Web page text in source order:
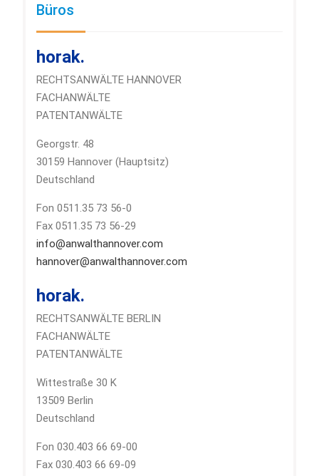
Büros
horak.
RECHTSANWÄLTE HANNOVER
FACHANWÄLTE
PATENTANWÄLTE
Georgstr. 48
30159 Hannover (Hauptsitz)
Deutschland
Fon 0511.35 73 56-0
Fax 0511.35 73 56-29
info@anwalthannover.com
hannover@anwalthannover.com
horak.
RECHTSANWÄLTE BERLIN
FACHANWÄLTE
PATENTANWÄLTE
Wittestraße 30 K
13509 Berlin
Deutschland
Fon 030.403 66 69-00
Fax 030.403 66 69-09